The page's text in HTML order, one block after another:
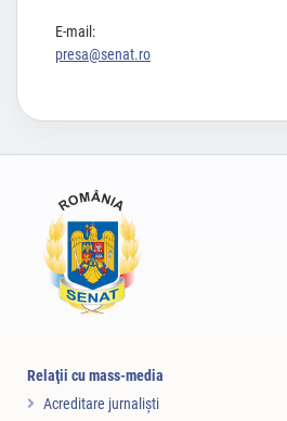
E-mail:
presa@senat.ro
Relaţii cu mass-media
Acreditare jurnalişti